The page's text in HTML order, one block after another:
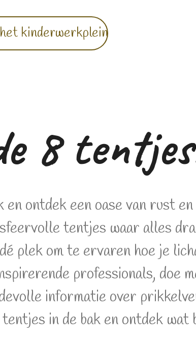
kinderwerkplein
8
ontdek een oase van rust en
tentjes waar alles
plek om te ervaren hoe je
professionals, doe
informatie over
in de bak en ontdek wat